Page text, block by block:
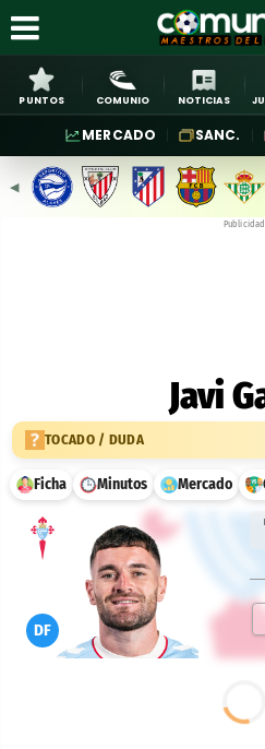
PUNTOS COMUNIO NOTICIAS
MERCADO SANC.
◀︎
Publicidad
Javi
TOCADO / DUDA
Ficha Minutos Mercado
DF